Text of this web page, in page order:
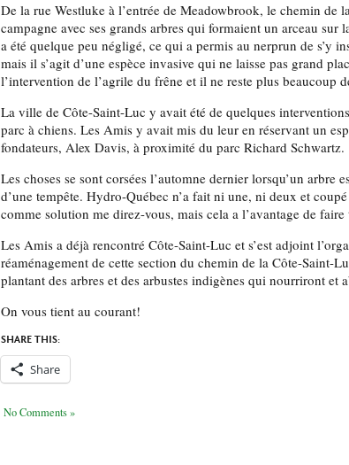
De la rue Westluke à l’entrée de Meadowbrook, le chemin de
campagne avec ses grands arbres qui formaient un arceau sur
a été quelque peu négligé, ce qui a permis au nerprun de s’y
mais il s’agit d’une espèce invasive qui ne laisse pas grand
l’intervention de l’agrile du frêne et il ne reste plus beaucoup
La ville de Côte-Saint-Luc y avait été de quelques
parc à chiens. Les Amis y avait mis du leur en réservant un
fondateurs, Alex Davis, à proximité du parc Richard Schwartz.
Les choses se sont corsées l’automne dernier lorsqu’un arbre
d’une tempête. Hydro-Québec n’a fait ni une, ni deux et
comme solution me direz-vous, mais cela a l’avantage de
Les Amis a déjà rencontré Côte-Saint-Luc et s’est adjoint
réaménagement de cette section du chemin de la Côte-Saint-
plantant des arbres et des arbustes indigènes qui nourriront
On vous tient au courant!
SHARE THIS:
Share
No Comments »